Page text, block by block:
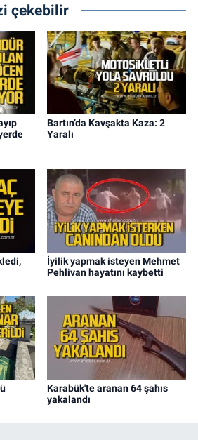
çekebilir
Bartın’da Kavşakta Kaza: 2
Yaralı
İyilik yapmak isteyen Mehmet
Pehlivan hayatını kaybetti
Karabük'te aranan 64 şahıs
yakalandı